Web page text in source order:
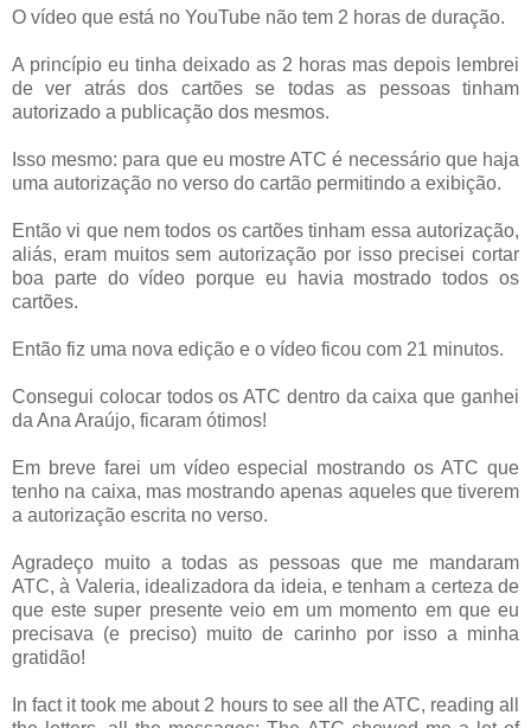
O vídeo que está no YouTube não tem 2 horas de duração.
A princípio eu tinha deixado as 2 horas mas depois lembrei
de ver atrás dos cartões se todas as pessoas tinham
autorizado a publicação dos mesmos.
Isso mesmo: para que eu mostre ATC é necessário que haja
uma autorização no verso do cartão permitindo a exibição.
Então vi que nem todos os cartões tinham essa autorização,
aliás, eram muitos sem autorização por isso precisei cortar
boa parte do vídeo porque eu havia mostrado todos os
cartões.
Então fiz uma nova edição e o vídeo ficou com 21 minutos.
Consegui colocar todos os ATC dentro da caixa que ganhei
da Ana Araújo, ficaram ótimos!
Em breve farei um vídeo especial mostrando os ATC que
tenho na caixa, mas mostrando apenas aqueles que tiverem
a autorização escrita no verso.
Agradeço muito a todas as pessoas que me mandaram
ATC, à Valeria, idealizadora da ideia, e tenham a certeza de
que este super presente veio em um momento em que eu
precisava (e preciso) muito de carinho por isso a minha
gratidão!
In fact it took me about 2 hours to see all the ATC, reading all